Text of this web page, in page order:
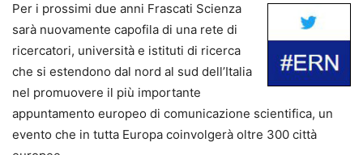
Per i prossimi due anni Frascati Scienza
sarà nuovamente capofila di una rete di
ricercatori, università e istituti di ricerca
che si estendono dal nord al sud dell’Italia
nel promuovere il più importante
appuntamento europeo di comunicazione scientifica, un
evento che in tutta Europa coinvolgerà oltre 300 città